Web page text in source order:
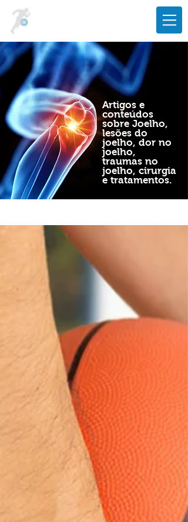
Artigos e
conteúdos
sobre Joelho,
lesões do
joelho, dor no
joelho,
traumas no
joelho, cirurgia
e tratamentos.